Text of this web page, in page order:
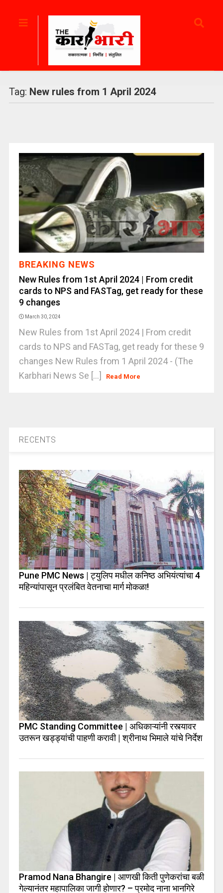
Tag: New rules from 1 April 2024
BREAKING NEWS
New Rules from 1st April 2024 | From credit
cards to NPS and FASTag, get ready for these
9 changes
March 30, 2024
New Rules from 1st April 2024 | From credit
cards to NPS and FASTag, get ready for these 9
changes New Rules from 1 April 2024 - (The
Karbhari News Se [...]
Read More
RECENTS
Pune PMC News | ट्युलिप मधील कनिष्ठ अभियंत्यांचा 4
महिन्यांपासून प्रलंबित वेतनाचा मार्ग मोकळा!
PMC Standing Committee | अधिकाऱ्यांनी रस्त्यावर
उतरून खड्ड्यांची पाहणी करावी | श्रीनाथ भिमाले यांचे निर्देश
Pramod Nana Bhangire | आणखी किती पुणेकरांचा बळी
गेल्यानंतर महापालिका जागी होणार? – प्रमोद नाना भानगिरे